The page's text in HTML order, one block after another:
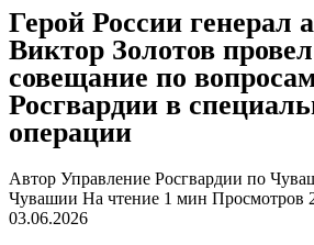
Герой России генерал
Виктор Золотов
совещание по
Росгвардии в
операции
Автор Управление Росгвардии по
Чувашии На чтение 1 мин Просмотров
03.06.2026